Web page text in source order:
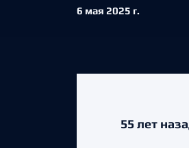
6 мая 2025 г.
55 лет